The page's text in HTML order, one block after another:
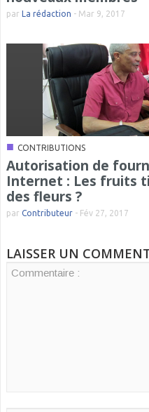
par La rédaction - Mar 9, 2017
■ CONTRIBUTIONS
Autorisation de
Internet : Les fruits
des fleurs ?
par Contributeur - Fév 27, 2017
LAISSER UN